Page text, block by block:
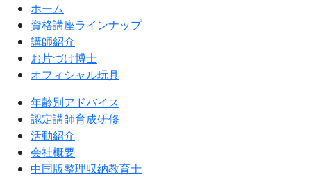
ホーム
資格講座ラインナップ
講師紹介
お片づけ博士
オフィシャル玩具
年齢別アドバイス
認定講師育成研修
活動紹介
会社概要
中国版整理収納教育士